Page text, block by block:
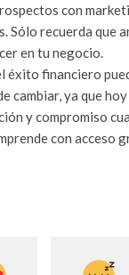
con
Sólo recuerda que
en tu negocio.
éxito financiero
cambiar, ya que
y compromiso
con acceso